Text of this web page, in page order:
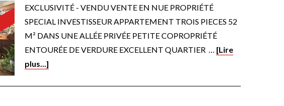
EXCLUSIVITÉ - VENDU VENTE EN NUE PROPRIÉTÉ
SPECIAL INVESTISSEUR APPARTEMENT TROIS PIECES 52
M² DANS UNE ALLÉE PRIVÉE PETITE COPROPRIÉTÉ
ENTOURÉE DE VERDURE EXCELLENT QUARTIER … [Lire
plus...]